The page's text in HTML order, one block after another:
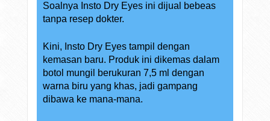
Soalnya Insto Dry Eyes ini dijual bebeas
tanpa resep dokter.
Kini, Insto Dry Eyes tampil dengan
kemasan baru. Produk ini dikemas dalam
botol mungil berukuran 7,5 ml dengan
warna biru yang khas, jadi gampang
dibawa ke mana-mana.